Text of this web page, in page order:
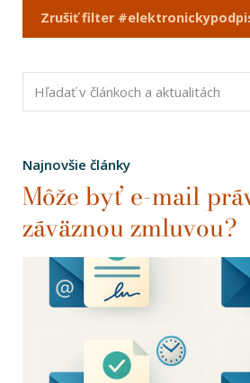
Zrušiť filter
Najnovšie články
Môže byť e-mail
záväznou zmluvou?